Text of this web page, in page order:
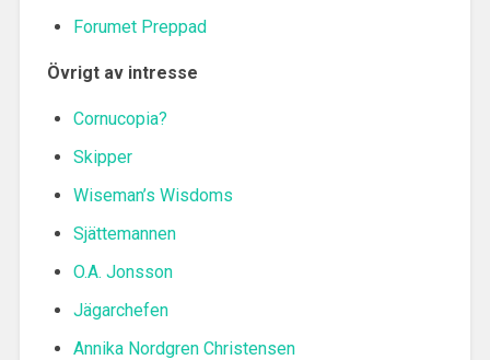
Forumet Preppad
Övrigt av intresse
Cornucopia?
Skipper
Wiseman’s Wisdoms
Sjättemannen
O.A. Jonsson
Jägarchefen
Annika Nordgren Christensen